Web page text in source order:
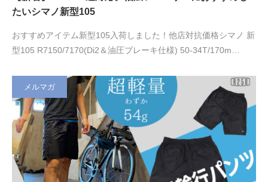
たいシマノ新型105
おすすめアイテム新型105入荷しました！他店対抗価格シマノ 新
型105 R7150/7170(Di2＆油圧ブレーキ仕様) 50-34T/170m…
メルマガ